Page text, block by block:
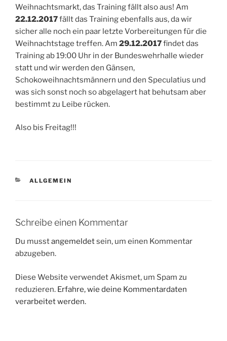
Weihnachtsmarkt, das Training fällt also aus! Am
22.12.2017fällt das Training ebenfalls aus, da wir
sicher alle noch ein paar letzte Vorbereitungen für die
Weihnachtstage treffen. Am 29.12.2017findet das
Training ab 19:00 Uhr in der Bundeswehrhalle wieder
statt und wir werden den Gänsen,
Schokoweihnachtsmännern und den Speculatius und
was sich sonst noch so abgelagert hat behutsam aber
bestimmt zu Leibe rücken.
Also bis Freitag!!!
KATEGORIEN
ALLGEMEIN
Schreibe einen Kommentar
Du musstangemeldetsein, um einen Kommentar
abzugeben.
Diese Website verwendet Akismet, um Spam zu
reduzieren. Erfahre, wie deine Kommentardaten
verarbeitet werden.